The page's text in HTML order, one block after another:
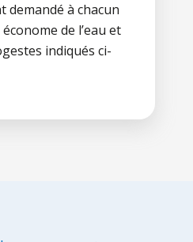
demandé à chacun
de l’eau et
indiqués ci-